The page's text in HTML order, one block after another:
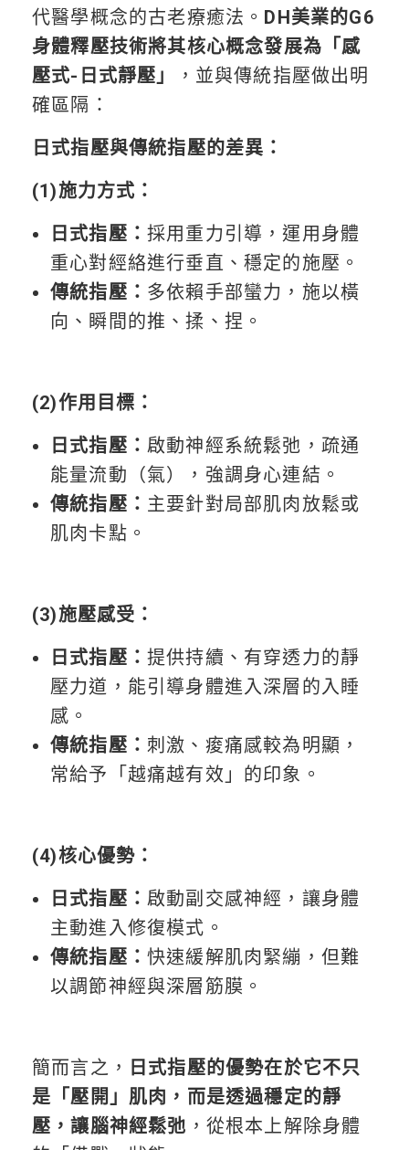
代醫學概念的古老療癒法。 DH美業的G6
身體釋壓技術將其核心概念發展為「感
壓式-日式靜壓」
，並與傳統指壓做出明
確區隔：
日式指壓與傳統指壓的差異：
(1)施力方式：
日式指壓： 採用重力引導，運用身體
重心對經絡進行垂直、穩定的施壓。
傳統指壓： 多依賴手部蠻力，施以橫
向、瞬間的推、揉、捏。
(2)作用目標：
日式指壓： 啟動神經系統鬆弛，疏通
能量流動（氣），強調身心連結。
傳統指壓： 主要針對局部肌肉放鬆或
肌肉卡點。
(3)施壓感受：
日式指壓： 提供持續、有穿透力的靜
壓力道，能引導身體進入深層的入睡
感。
傳統指壓： 刺激、痠痛感較為明顯，
常給予「越痛越有效」的印象。
(4)核心優勢：
日式指壓： 啟動副交感神經，讓身體
主動進入修復模式。
傳統指壓： 快速緩解肌肉緊繃，但難
以調節神經與深層筋膜。
簡而言之， 日式指壓的優勢在於它不只
是「壓開」肌肉，而是透過穩定的靜
壓，讓腦神經鬆弛 ，從根本上解除身體